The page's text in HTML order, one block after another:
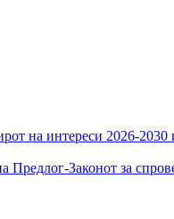
на интереси 2026-
Законот за